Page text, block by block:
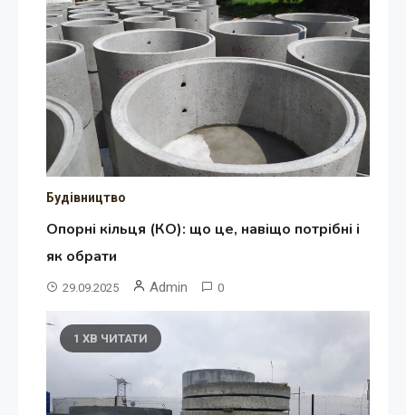
Будівництво
Опорні кільця (КО): що це, навіщо потрібні і
як обрати
29.09.2025 Admin 0
1 ХВ ЧИТАТИ